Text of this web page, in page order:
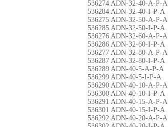
536274 ADN-32-40-A-P-A
536284 ADN-32-40-I-P-A
536275 ADN-32-50-A-P-A
536285 ADN-32-50-I-P-A
536276 ADN-32-60-A-P-A
536286 ADN-32-60-I-P-A
536277 ADN-32-80-A-P-A
536287 ADN-32-80-I-P-A
536289 ADN-40-5-A-P-A
536299 ADN-40-5-I-P-A
536290 ADN-40-10-A-P-A
536300 ADN-40-10-I-P-A
536291 ADN-40-15-A-P-A
536301 ADN-40-15-I-P-A
536292 ADN-40-20-A-P-A